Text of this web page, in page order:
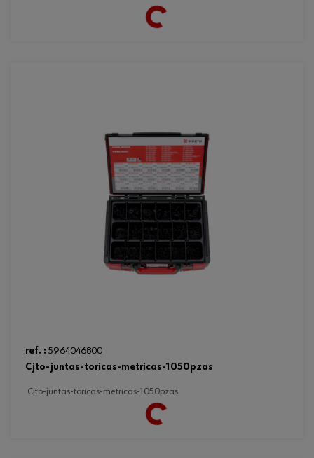
Loading...
ref. : 5964046800
cjto-juntas-toricas-metricas-1050pzas
cjto-juntas-toricas-metricas-1050pzas